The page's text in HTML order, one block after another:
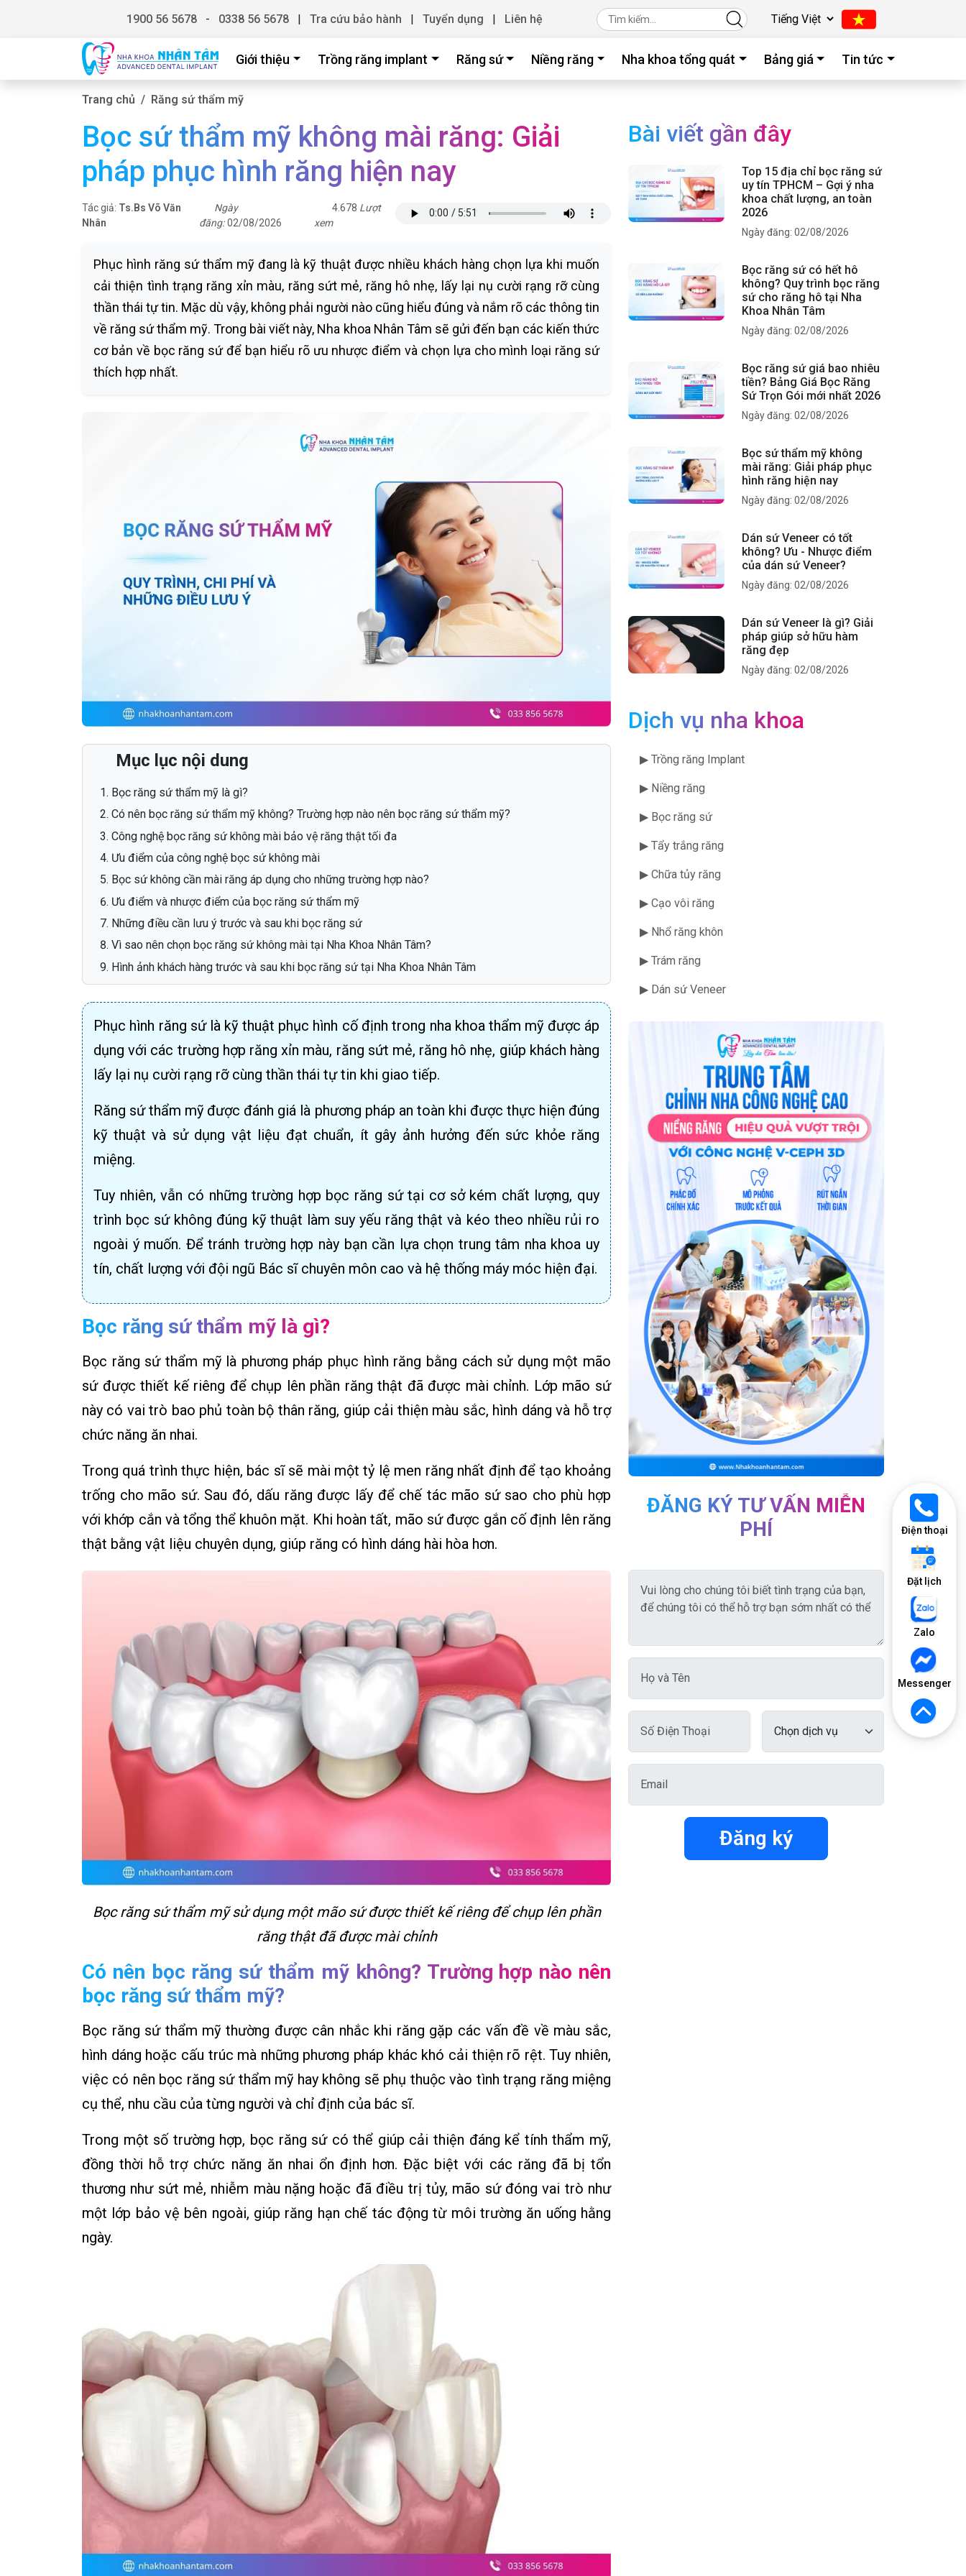
1900 56 5678 - 0338 56 5678 | Tra cứu bảo hành | Tuyển dụng | Liên hệ
Giới thiệu Trồng răng implant Răng sứ Niềng răng Nha khoa tổng quát Bảng giá Tin tức
Điện thoại
Đặt lịch
Zalo
Messenger
Trang chủ Răng sứ thẩm mỹ
Bọc sứ thẩm mỹ không mài răng: Giải
pháp phục hình răng hiện nay
Tác giả: Ts.Bs Võ Văn
Nhân
Ngày
đăng: 02/08/2026
4.678 Lượt
xem
Phục hình răng sứ thẩm mỹ đang là kỹ thuật được nhiều khách hàng chọn lựa khi muốn
cải thiện tình trạng răng xỉn màu, răng sứt mẻ, răng hô nhẹ, lấy lại nụ cười rạng rỡ cùng
thần thái tự tin. Mặc dù vậy, không phải người nào cũng hiểu đúng và nắm rõ các thông tin
về răng sứ thẩm mỹ. Trong bài viết này, Nha khoa Nhân Tâm sẽ gửi đến bạn các kiến thức
cơ bản về bọc răng sứ để bạn hiểu rõ ưu nhược điểm và chọn lựa cho mình loại răng sứ
thích hợp nhất.
Mục lục nội dung
Bọc răng sứ thẩm mỹ là gì?
Có nên bọc răng sứ thẩm mỹ không? Trường hợp nào nên bọc răng sứ thẩm mỹ?
Công nghệ bọc răng sứ không mài bảo vệ răng thật tối đa
Ưu điểm của công nghệ bọc sứ không mài
Bọc sứ không cần mài răng áp dụng cho những trường hợp nào?
Ưu điểm và nhược điểm của bọc răng sứ thẩm mỹ
Những điều cần lưu ý trước và sau khi bọc răng sứ
Vì sao nên chọn bọc răng sứ không mài tại Nha Khoa Nhân Tâm?
Hình ảnh khách hàng trước và sau khi bọc răng sứ tại Nha Khoa Nhân Tâm
Phục hình răng sứ là kỹ thuật phục hình cố định trong nha khoa thẩm mỹ được áp
dụng với các trường hợp răng xỉn màu, răng sứt mẻ, răng hô nhẹ, giúp khách hàng
lấy lại nụ cười rạng rỡ cùng thần thái tự tin khi giao tiếp.
Răng sứ thẩm mỹ được đánh giá là phương pháp an toàn khi được thực hiện đúng
kỹ thuật và sử dụng vật liệu đạt chuẩn, ít gây ảnh hưởng đến sức khỏe răng
miệng.
Tuy nhiên, vẫn có những trường hợp bọc răng sứ tại cơ sở kém chất lượng, quy
trình bọc sứ không đúng kỹ thuật làm suy yếu răng thật và kéo theo nhiều rủi ro
ngoài ý muốn. Để tránh trường hợp này bạn cần lựa chọn trung tâm nha khoa uy
tín, chất lượng với đội ngũ Bác sĩ chuyên môn cao và hệ thống máy móc hiện đại.
Bọc răng sứ thẩm mỹ là gì?
Bọc răng sứ thẩm mỹ là phương pháp phục hình răng bằng cách sử dụng một mão
sứ được thiết kế riêng để chụp lên phần răng thật đã được mài chỉnh. Lớp mão sứ
này có vai trò bao phủ toàn bộ thân răng, giúp cải thiện màu sắc, hình dáng và hỗ trợ
chức năng ăn nhai.
Trong quá trình thực hiện, bác sĩ sẽ mài một tỷ lệ men răng nhất định để tạo khoảng
trống cho mão sứ. Sau đó, dấu răng được lấy để chế tác mão sứ sao cho phù hợp
với khớp cắn và tổng thể khuôn mặt. Khi hoàn tất, mão sứ được gắn cố định lên răng
thật bằng vật liệu chuyên dụng, giúp răng có hình dáng hài hòa hơn.
Bọc răng sứ thẩm mỹ sử dụng một mão sứ được thiết kế riêng để chụp lên phần
răng thật đã được mài chỉnh
Có nên bọc răng sứ thẩm mỹ không? Trường hợp nào nên
bọc răng sứ thẩm mỹ?
Bọc răng sứ thẩm mỹ thường được cân nhắc khi răng gặp các vấn đề về màu sắc,
hình dáng hoặc cấu trúc mà những phương pháp khác khó cải thiện rõ rệt. Tuy nhiên,
việc có nên bọc răng sứ thẩm mỹ hay không sẽ phụ thuộc vào tình trạng răng miệng
cụ thể, nhu cầu của từng người và chỉ định của bác sĩ.
Trong một số trường hợp, bọc răng sứ có thể giúp cải thiện đáng kể tính thẩm mỹ,
đồng thời hỗ trợ chức năng ăn nhai ổn định hơn. Đặc biệt với các răng đã bị tổn
thương như sứt mẻ, nhiễm màu nặng hoặc đã điều trị tủy, mão sứ đóng vai trò như
một lớp bảo vệ bên ngoài, giúp răng hạn chế tác động từ môi trường ăn uống hằng
ngày.
Bài viết gần đây
Top 15 địa chỉ bọc răng sứ
uy tín TPHCM – Gợi ý nha
khoa chất lượng, an toàn
2026
Ngày đăng: 02/08/2026
Bọc răng sứ có hết hô
không? Quy trình bọc răng
sứ cho răng hô tại Nha
Khoa Nhân Tâm
Ngày đăng: 02/08/2026
Bọc răng sứ giá bao nhiêu
tiền? Bảng Giá Bọc Răng
Sứ Trọn Gói mới nhất 2026
Ngày đăng: 02/08/2026
Bọc sứ thẩm mỹ không
mài răng: Giải pháp phục
hình răng hiện nay
Ngày đăng: 02/08/2026
Dán sứ Veneer có tốt
không? Ưu - Nhược điểm
của dán sứ Veneer?
Ngày đăng: 02/08/2026
Dán sứ Veneer là gì? Giải
pháp giúp sở hữu hàm
răng đẹp
Ngày đăng: 02/08/2026
Dịch vụ nha khoa
▶ Trồng răng Implant
▶ Niềng răng
▶ Bọc răng sứ
▶ Tẩy trắng răng
▶ Chữa tủy răng
▶ Cạo vôi răng
▶ Nhổ răng khôn
▶ Trám răng
▶ Dán sứ Veneer
ĐĂNG KÝ TƯ VẤN MIỄN
PHÍ
Đăng ký